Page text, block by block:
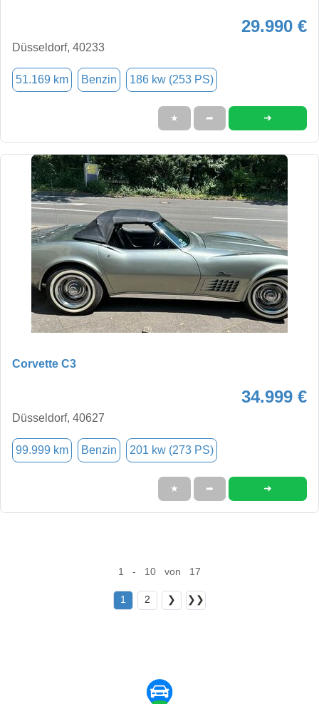
29.990 €
Düsseldorf, 40233
51.169 km Benzin 186 kw (253 PS)
★ ➦ ➜
Corvette C3
34.999 €
Düsseldorf, 40627
99.999 km Benzin 201 kw (273 PS)
★ ➦ ➜
1 - 10 von 17
1 2 ❯ ❯❯